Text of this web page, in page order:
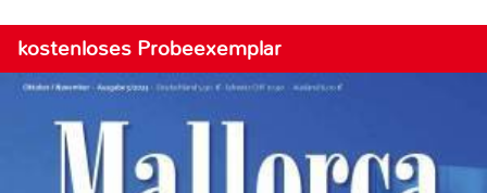
kostenloses Probeexemplar